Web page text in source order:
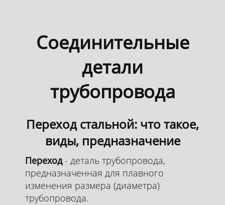
Соединительные
детали
трубопровода
Переход стальной: что такое,
виды, предназначение
Переход- деталь трубопровода,
предназначенная для плавного
изменения размера (диаметра)
трубопровода.